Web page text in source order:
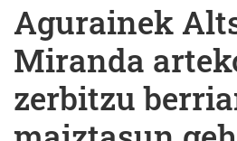
Agurainek
Miranda
zerbitzu